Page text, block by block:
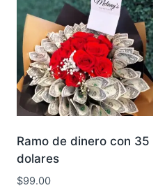
Ramo de dinero con 35
dolares
$99.00